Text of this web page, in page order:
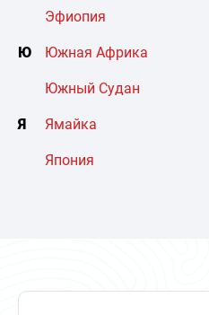
Эфиопия
Ю Южная Африка
Южный Судан
Я Ямайка
Япония